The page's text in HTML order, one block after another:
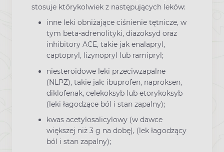
stosuje którykolwiek z następujących leków:
inne leki obniżające ciśnienie tętnicze, w
tym beta-adrenolityki, diazoksyd oraz
inhibitory ACE, takie jak enalapryl,
captopryl, lizynopryl lub ramipryl;
niesteroidowe leki przeciwzapalne
(NLPZ), takie jak: ibuprofen, naproksen,
diklofenak, celekoksyb lub etorykoksyb
(leki łagodzące ból i stan zapalny);
kwas acetylosalicylowy (w dawce
większej niż 3 g na dobę), (lek łagodzący
ból i stan zapalny);